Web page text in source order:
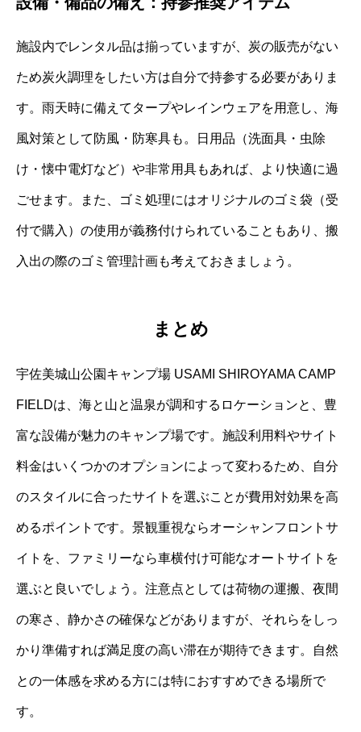
施設内でレンタル品は揃っていますが、炭の販売がない
ため炭火調理をしたい方は自分で持参する必要がありま
す。雨天時に備えてタープやレインウェアを用意し、海
風対策として防風・防寒具も。日用品（洗面具・虫除
け・懐中電灯など）や非常用具もあれば、より快適に過
ごせます。また、ゴミ処理にはオリジナルのゴミ袋（受
付で購入）の使用が義務付けられていることもあり、搬
入出の際のゴミ管理計画も考えておきましょう。
まとめ
宇佐美城山公園キャンプ場 USAMI SHIROYAMA CAMP
FIELDは、海と山と温泉が調和するロケーションと、豊
富な設備が魅力のキャンプ場です。施設利用料やサイト
料金はいくつかのオプションによって変わるため、自分
のスタイルに合ったサイトを選ぶことが費用対効果を高
めるポイントです。景観重視ならオーシャンフロントサ
イトを、ファミリーなら車横付け可能なオートサイトを
選ぶと良いでしょう。注意点としては荷物の運搬、夜間
の寒さ、静かさの確保などがありますが、それらをしっ
かり準備すれば満足度の高い滞在が期待できます。自然
との一体感を求める方には特におすすめできる場所で
す。